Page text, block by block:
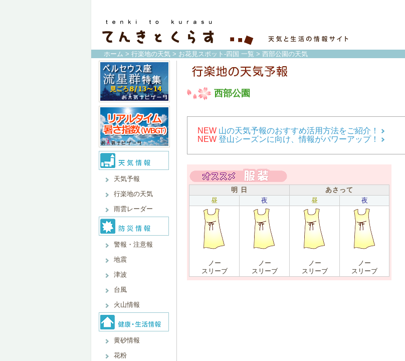
ホーム > 行楽地の天気 > お花見スポット-四国 一覧 > 西部公園の天気
天気予報
行楽地の天気
雨雲レーダー
警報・注意報
地震
津波
台風
火山情報
黄砂情報
花粉
西部公園
NEW 山の天気予報のおすすめ活用方法をご紹介！
NEW 登山シーズンに向け、情報がパワーアップ！
明 日
あさって
昼
夜 昼 夜
ノー
スリーブ
ノー
スリーブ
ノー
スリーブ
ノー
スリーブ